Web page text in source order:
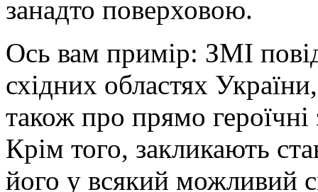
занадто поверховою.
Ось вам примір: ЗМІ
східних областях
також про прямо
Крім того, закликають
його у всякий можливий